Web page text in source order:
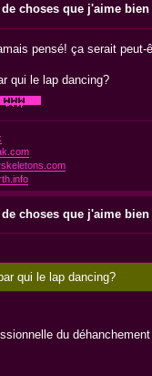
de choses que j'aime bien
pensé! ça serait
qui le lap dancing?
choses que j'aime bien
qui le lap dancing?
du